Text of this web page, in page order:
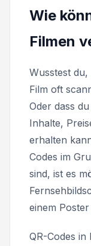
Wie
Filmen
Wusstest du,
Film oft
Oder dass
Inhalte,
erhalten
Codes im
sind, ist es
einem
QR-Codes in